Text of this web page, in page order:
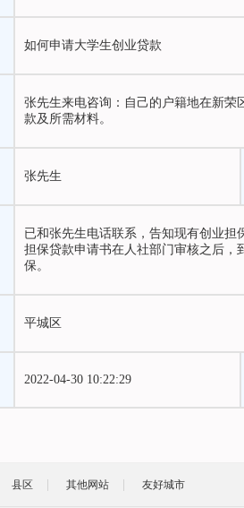
如何申请大学生创业贷款
张先生来电咨询：自己的户籍地在新荣
款及所需材料。
张先生
已和张先生电话联系，告知现有创业
担保贷款申请书在人社部门审核之后，
保。
平城区
2022-04-30 10:22:29
县区 其他网站 友好城市